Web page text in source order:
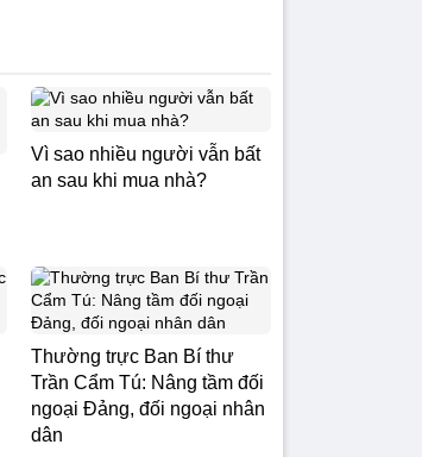
Vì sao nhiều người vẫn bất
an sau khi mua nhà?
Thường trực Ban Bí thư
Trần Cẩm Tú: Nâng tầm đối
ngoại Đảng, đối ngoại nhân
dân